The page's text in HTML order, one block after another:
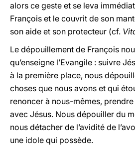
alors ce geste et se leva
François et le couvrit de son
son aide et son protecteur (cf.
Le dépouillement de François
qu’enseigne l’Evangile : suivre
à la première place, nous
choses que nous avons et qui
renoncer à nous-mêmes,
avec Jésus. Nous dépouiller du
nous détacher de l’avidité de
une idole qui possède.